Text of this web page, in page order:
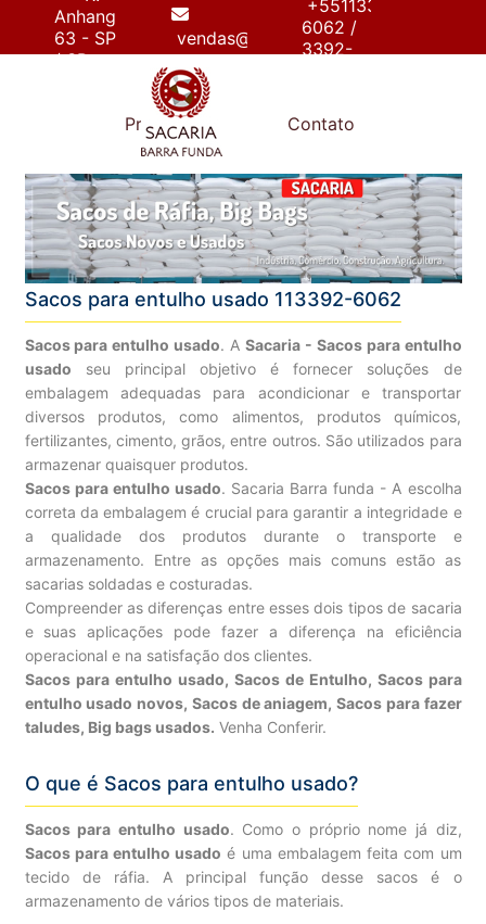
Anhanguera,
63 - SP
/ SP
vendas@sacariabarrafunda.com.br
+55113392-
6062 /
3392-
Produtos Contato
Sacos para entulho usado 113392-6062
Sacos para entulho usado. A Sacaria - Sacos para entulho
usado seu principal objetivo é fornecer soluções de
embalagem adequadas para acondicionar e transportar
diversos produtos, como alimentos, produtos químicos,
fertilizantes, cimento, grãos, entre outros. São utilizados para
armazenar quaisquer produtos.
Sacos para entulho usado. Sacaria Barra funda - A escolha
correta da embalagem é crucial para garantir a integridade e
a qualidade dos produtos durante o transporte e
armazenamento. Entre as opções mais comuns estão as
sacarias soldadas e costuradas.
Compreender as diferenças entre esses dois tipos de sacaria
e suas aplicações pode fazer a diferença na eficiência
operacional e na satisfação dos clientes.
Sacos para entulho usado, Sacos de Entulho, Sacos para
entulho usado novos, Sacos de aniagem, Sacos para fazer
taludes, Big bags usados. Venha Conferir.
O que é Sacos para entulho usado?
Sacos para entulho usado. Como o próprio nome já diz,
Sacos para entulho usado é uma embalagem feita com um
tecido de ráfia. A principal função desse sacos é o
armazenamento de vários tipos de materiais.